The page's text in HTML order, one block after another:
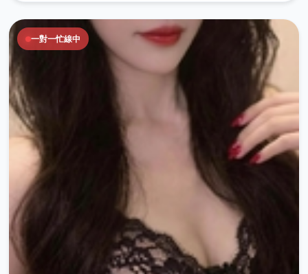
一對一忙線中